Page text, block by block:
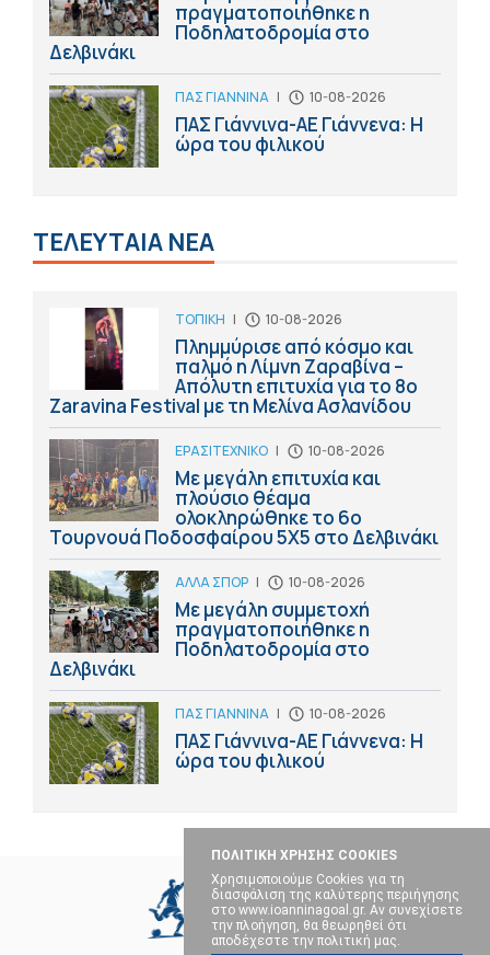
ΠΟΛΙΤΙΚΗ ΧΡΗΣΗΣ COOKIES
Χρησιμοποιούμε Cookies για τη
διασφάλιση της καλύτερης περιήγησης
στο www.ioanninagoal.gr. Αν συνεχίσετε
την πλοήγηση, θα θεωρηθεί ότι
αποδέχεστε την πολιτική μας.
πραγματοποιήθηκε η
Ποδηλατοδρομία στο
Δελβινάκι
ΠΑΣ ΓΙΑΝΝΙΝΑ | 10-08-2026
ΠΑΣ Γιάννινα-ΑΕ Γιάννενα: Η
ώρα του φιλικού
ΤΕΛΕΥΤΑΙΑ ΝΕΑ
ΤΟΠΙΚΗ | 10-08-2026
Πλημμύρισε από κόσμο και
παλμό η Λίμνη Ζαραβίνα –
Απόλυτη επιτυχία για το 8ο
Zaravina Festival με τη Μελίνα Ασλανίδου
ΕΡΑΣΙΤΕΧΝΙΚΟ | 10-08-2026
Με μεγάλη επιτυχία και
πλούσιο θέαμα
ολοκληρώθηκε το 6ο
Τουρνουά Ποδοσφαίρου 5Χ5 στο Δελβινάκι
ΑΛΛΑ ΣΠΟΡ | 10-08-2026
Με μεγάλη συμμετοχή
πραγματοποιήθηκε η
Ποδηλατοδρομία στο
Δελβινάκι
ΠΑΣ ΓΙΑΝΝΙΝΑ | 10-08-2026
ΠΑΣ Γιάννινα-ΑΕ Γιάννενα: Η
ώρα του φιλικού